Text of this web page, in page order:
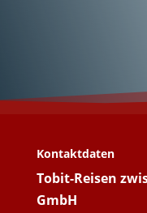
Kontaktdaten
Tobit-Reisen
GmbH